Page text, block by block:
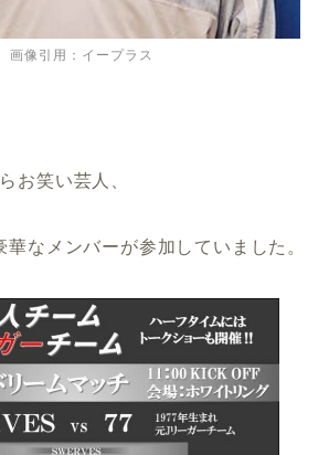
画像引用：イープラス
お笑い芸人、
なメンバーが参加していました。